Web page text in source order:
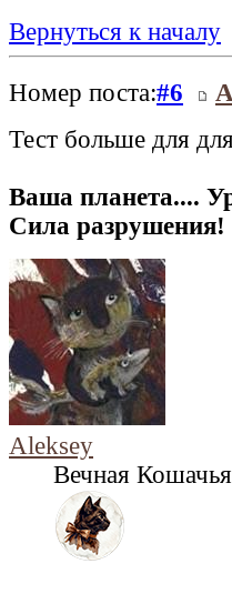
Вернуться к началу
Номер поста:#6
Тест больше для
Ваша планета....
Сила разрушения!
Aleksey
Вечная